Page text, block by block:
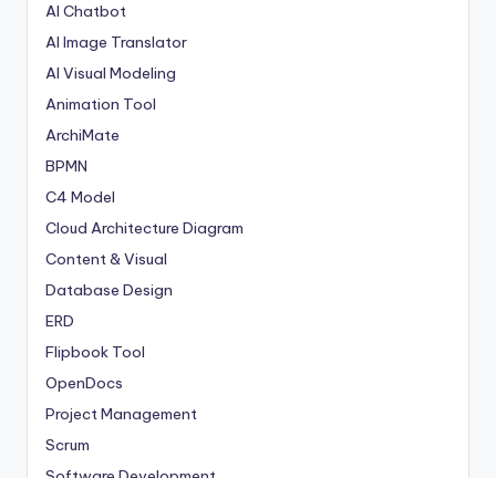
AI Chatbot
AI Image Translator
AI Visual Modeling
Animation Tool
ArchiMate
BPMN
C4 Model
Cloud Architecture Diagram
Content & Visual
Database Design
ERD
Flipbook Tool
OpenDocs
Project Management
Scrum